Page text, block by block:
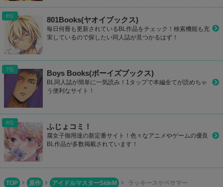
801Books(ヤオイブックス)
毎日何冊も更新されているBL作品をチェック！検索機能も充
実しているので探したい同人誌が見つかるはず！
Boys Books(ボーイズブックス)
BL同人誌が簡単に一気読み！1タップで本編全てが読めちゃ
う便利なサイト！
ふじょコミ！
腐女子御用達の新定番サイト！色々なアニメやゲームの優良
BL作品が多数掲載されています！
TOP 原作 アイドルマスターSideM ラッキースケベサマー